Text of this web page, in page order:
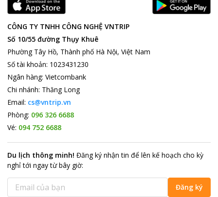
CÔNG TY TNHH CÔNG NGHỆ VNTRIP
Số 10/55 đường Thụy Khuê
Phường Tây Hồ, Thành phố Hà Nội, Việt Nam
Số tài khoản: 1023431230
Ngân hàng: Vietcombank
Chi nhánh: Thăng Long
Email: cs@vntrip.vn
Phòng: 096 326 6688
Vé: 094 752 6688
Du lịch thông minh! Đăng ký nhận tin để lên kế hoạch cho kỳ
nghỉ tới ngay từ bây giờ:
Đăng ký